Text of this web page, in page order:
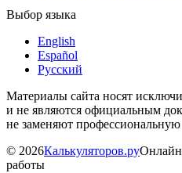
Выбор языка
English
Español
Русский
Материалы сайта носят
и не являются официальным
не заменяют
© 2026Калькуляторов.ру
работы